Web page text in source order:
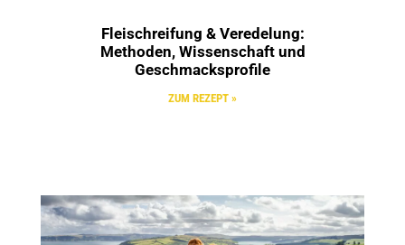
Fleischreifung & Veredelung:
Methoden, Wissenschaft und
Geschmacksprofile
ZUM REZEPT »